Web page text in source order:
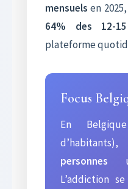
mensuels en 2025,
64% des 12-
plateforme
Focus
En
d’habitants),
personnes
L’addiction